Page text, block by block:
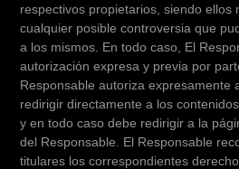
respectivos propietarios, siendo ellos
cualquier posible controversia que
a los mismos. En todo caso, El
autorización expresa y previa por
Responsable autoriza expresamente
redirigir directamente a los
y en todo caso debe redirigir a la
del Responsable. El Responsable
titulares los correspondientes